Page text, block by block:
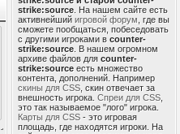
strike:source . На нашем сайте есть
активнейший игровой форум , где вы
сможете пообщаться, побеседовать
с другими игроками в counter-
strike:source . В нашем огромном
архиве файлов для counter-
strike:source есть множество
контента, дополнений. Например
скины для CSS , скин отвечает за
внешность игрока. Спреи для CSS
это так называемое "лого" игрока.
Карты для CSS - это игровая
площадь, где находятся игроки. На